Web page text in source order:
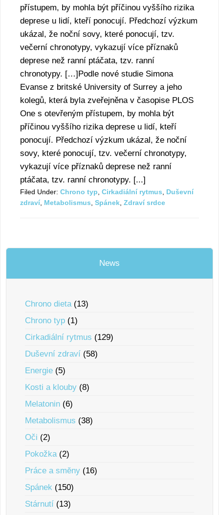
přístupem, by mohla být příčinou vyššího rizika
deprese u lidí, kteří ponocují. Předchozí výzkum
ukázal, že noční sovy, které ponocují, tzv.
večerní chronotypy, vykazují více příznaků
deprese než ranní ptáčata, tzv. ranní
chronotypy. […]Podle nové studie Simona
Evanse z britské University of Surrey a jeho
kolegů, která byla zveřejněna v časopise PLOS
One s otevřeným přístupem, by mohla být
příčinou vyššího rizika deprese u lidí, kteří
ponocují. Předchozí výzkum ukázal, že noční
sovy, které ponocují, tzv. večerní chronotypy,
vykazují více příznaků deprese než ranní
ptáčata, tzv. ranní chronotypy. [...]
Filed Under: Chrono typ Cirkadiální rytmus
Duševní
zdraví Metabolismus Spánek Zdraví srdce
News
Chrono dieta(13)
Chrono typ (1)
Cirkadiální rytmus (129)
Duševní zdraví (58)
Energie (5)
Kosti a klouby (8)
Melatonin (6)
Metabolismus (38)
Oči (2)
Pokožka(2)
Práce a smĕny (16)
Spánek (150)
Stárnutí (13)